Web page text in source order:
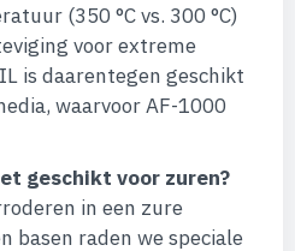
(350 °C vs. 300 °C)
voor extreme
is daarentegen geschikt
waarvoor AF-1000
geschikt voor zuren?
in een zure
basen raden we speciale